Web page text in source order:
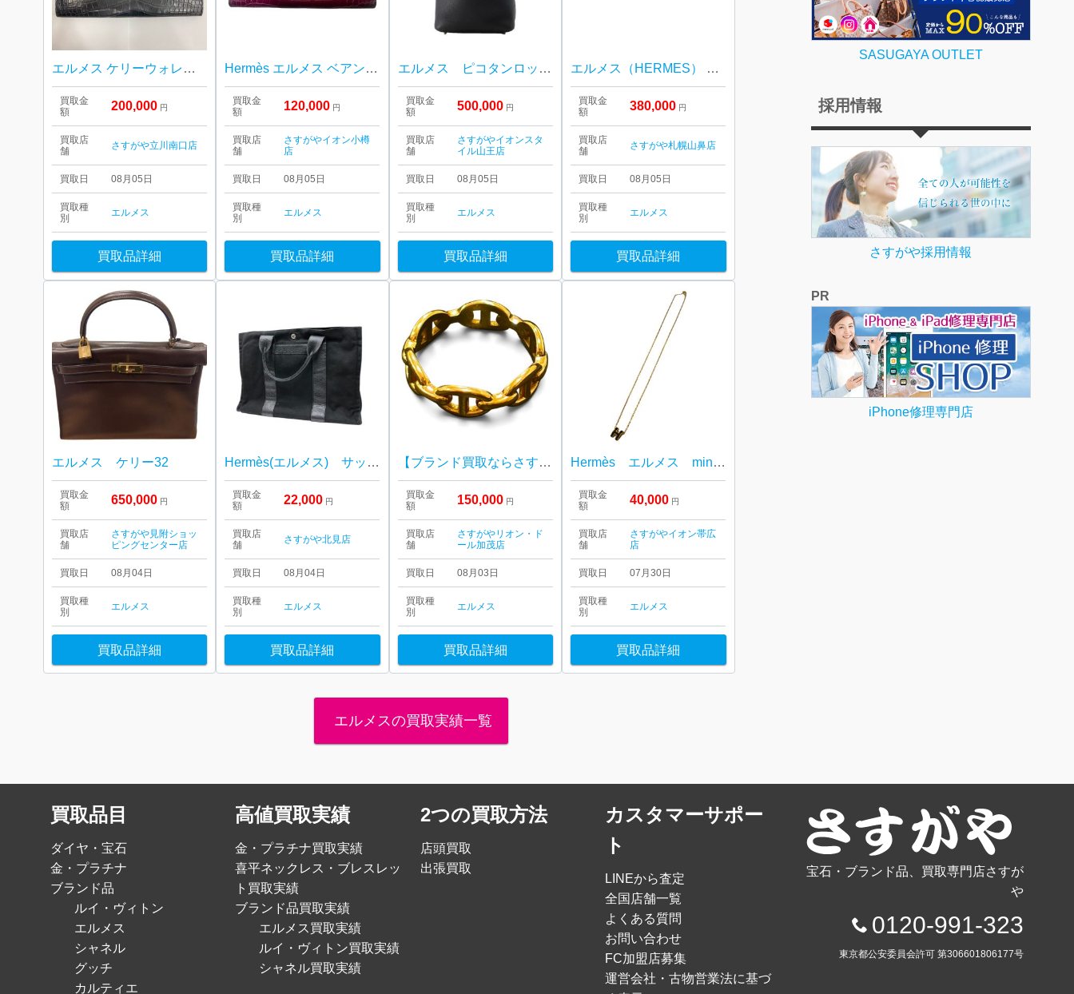
エルメス ケリーウォレット
買取金
額
200,000 円
買取店
舗
さすがや立川南口店
買取日 08月05日
買取種
別
エルメス
買取品詳細
Hermès エルメス ベアンスフレ アリゲーター 財布
買取金
額
120,000 円
買取店
舗
さすがやイオン小樽
店
買取日 08月05日
買取種
別
エルメス
買取品詳細
エルメス ピコタンロック22
買取金
額
500,000 円
買取店
舗
さすがやイオンスタ
イル山王店
買取日 08月05日
買取種
別
エルメス
買取品詳細
エルメス（HERMES） ピアノ ハンドバッグ
買取金
額
380,000 円
買取店
舗
さすがや札幌山鼻店
買取日 08月05日
買取種
別
エルメス
買取品詳細
エルメス ケリー32
買取金
額
650,000 円
買取店
舗
さすがや見附ショッ
ピングセンター店
買取日 08月04日
買取種
別
エルメス
買取品詳細
Hermès(エルメス) サックアーネPM トートバッグ
買取金
額
22,000 円
買取店
舗
さすがや北見店
買取日 08月04日
買取種
別
エルメス
買取品詳細
【ブランド買取ならさすがや！】K18 18金 750 エルメス HERMES シェーヌダンクル リング アクセサリー
買取金
額
150,000 円
買取店
舗
さすがやリオン・ド
ール加茂店
買取日 08月03日
買取種
別
エルメス
買取品詳細
Hermès エルメス minipopH ネックレス
買取金
額
40,000 円
買取店
舗
さすがやイオン帯広
店
買取日 07月30日
買取種
別
エルメス
買取品詳細
エルメスの買取実績一覧
SASUGAYA OUTLET
採用情報
さすがや採用情報
PR
iPhone修理専門店
買取品目
ダイヤ・宝石
金・プラチナ
ブランド品
ルイ・ヴィトン
エルメス
シャネル
グッチ
カルティエ
高値買取実績
金・プラチナ買取実績
喜平ネックレス・ブレスレッ
ト買取実績
ブランド品買取実績
エルメス買取実績
ルイ・ヴィトン買取実績
シャネル買取実績
2つの買取方法
店頭買取
出張買取
カスタマーサポー
ト
LINEから査定
全国店舗一覧
よくある質問
お問い合わせ
FC加盟店募集
運営会社・古物営業法に基づ
宝石・ブランド品、買取専門店さすが
や
0120-991-323
東京都公安委員会許可 第306601806177号